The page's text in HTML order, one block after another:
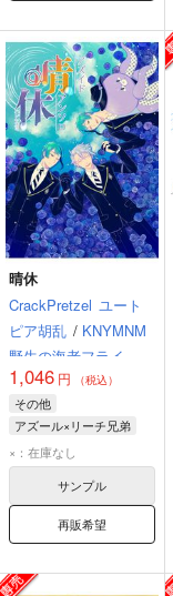
晴休
CrackPretzel ユート
ピア胡乱 / KNYMNM
野生の海老フライ
1,046 円 （税込）
その他
アズール×リーチ兄弟
ジェイド・リーチ
フロイド・リーチ
×：在庫なし
サンプル
再販希望